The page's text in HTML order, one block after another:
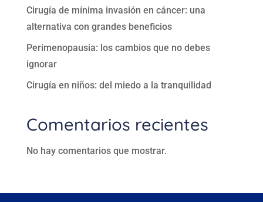
Cirugía de mínima invasión en cáncer: una
alternativa con grandes beneficios
Perimenopausia: los cambios que no debes
ignorar
Cirugía en niños: del miedo a la tranquilidad
Comentarios recientes
No hay comentarios que mostrar.